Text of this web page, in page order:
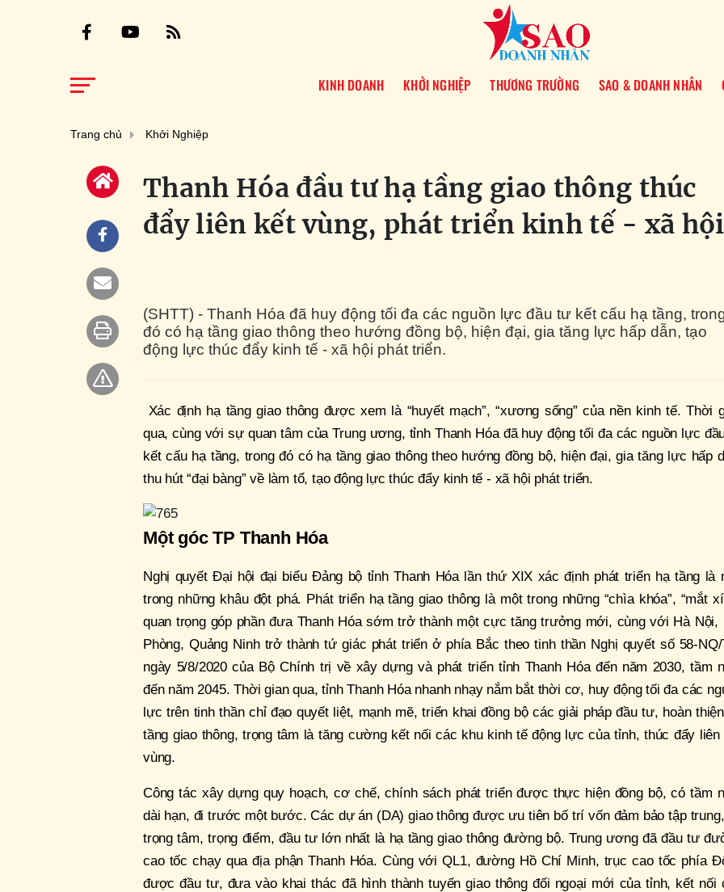
KINH DOANH KHỞI NGHIỆP THƯƠNG TRƯỜNG SAO & DOANH NHÂN
Trang chủ Khởi Nghiệp
Thanh Hóa đầu tư hạ tầng giao thông thúc
đẩy liên kết vùng, phát triển kinh tế - xã hội
(SHTT) - Thanh Hóa đã huy động tối đa các nguồn lực đầu tư kết cấu hạ tầng,
đó có hạ tầng giao thông theo hướng đồng bộ, hiện đại, gia tăng lực hấp dẫn, tạo
động lực thúc đẩy kinh tế - xã hội phát triển.
Xác định hạ tầng giao thông được xem là “huyết mạch”, “xương sống” của nền kinh tế. Thời
qua, cùng với sự quan tâm của Trung ương, tỉnh Thanh Hóa đã huy động tối đa các nguồn lực
kết cấu hạ tầng, trong đó có hạ tầng giao thông theo hướng đồng bộ, hiện đại, gia tăng lực hấp
thu hút “đại bàng” về làm tổ, tạo động lực thúc đẩy kinh tế - xã hội phát triển.
Một góc TP Thanh Hóa
Nghị quyết Đại hội đại biểu Đảng bộ tỉnh Thanh Hóa lần thứ XIX xác định phát triển hạ tầng là
trong những khâu đột phá. Phát triển hạ tầng giao thông là một trong những “chìa khóa”, “mắt
quan trọng góp phần đưa Thanh Hóa sớm trở thành một cực tăng trưởng mới, cùng với Hà Nội,
Phòng, Quảng Ninh trở thành tứ giác phát triển ở phía Bắc theo tinh thần Nghị quyết số 58-NQ/
ngày 5/8/2020 của Bộ Chính trị về xây dựng và phát triển tỉnh Thanh Hóa đến năm 2030, tầm
đến năm 2045. Thời gian qua, tỉnh Thanh Hóa nhanh nhạy nắm bắt thời cơ, huy động tối đa các
lực trên tinh thần chỉ đạo quyết liệt, mạnh mẽ, triển khai đồng bộ các giải pháp đầu tư, hoàn
tầng giao thông, trọng tâm là tăng cường kết nối các khu kinh tế động lực của tỉnh, thúc đẩy liên
vùng.
Công tác xây dựng quy hoạch, cơ chế, chính sách phát triển được thực hiện đồng bộ, có tầm
dài hạn, đi trước một bước. Các dự án (DA) giao thông được ưu tiên bố trí vốn đảm bảo tập
trọng tâm, trọng điểm, đầu tư lớn nhất là hạ tầng giao thông đường bộ. Trung ương đã đầu tư
cao tốc chạy qua địa phận Thanh Hóa. Cùng với QL1, đường Hồ Chí Minh, trục cao tốc phía
được đầu tư, đưa vào khai thác đã hình thành tuyến giao thông đối ngoại mới của tỉnh, kết nối